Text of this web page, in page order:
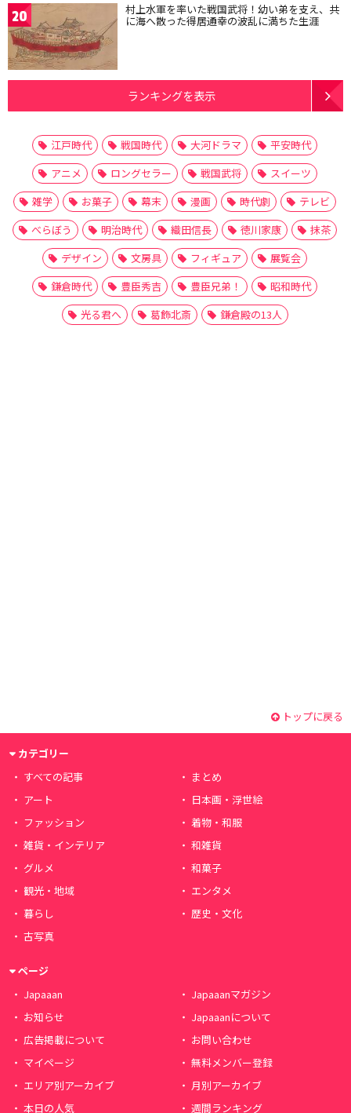
20 村上水軍を率いた戦国武将！幼い弟を支え、共
に海へ散った得居通幸の波乱に満ちた生涯
ランキングを表示
江戸時代 戦国時代 大河ドラマ
平安時代
アニメ
ロングセラー 戦国武将
スイーツ
雑学
お菓子 幕末 漫画 時代劇
テレビ
べらぼう
明治時代 織田信長 徳川家康
抹茶
デザイン
文房具 フィギュア
展覧会
鎌倉時代
豊臣秀吉 豊臣兄弟！
昭和時代
光る君へ
葛飾北斎 鎌倉殿の13人
トップに戻る
カテゴリー
すべての記事
まとめ
アート
日本画・浮世絵
ファッション
着物・和服
雑貨・インテリア
和雑貨
グルメ
和菓子
観光・地域
エンタメ
暮らし
歴史・文化
古写真
ページ
Japaaan
Japaaanマガジン
お知らせ
Japaaanについて
広告掲載について
お問い合わせ
マイページ
無料メンバー登録
エリア別アーカイブ
月別アーカイブ
本日の人気
週間ランキング